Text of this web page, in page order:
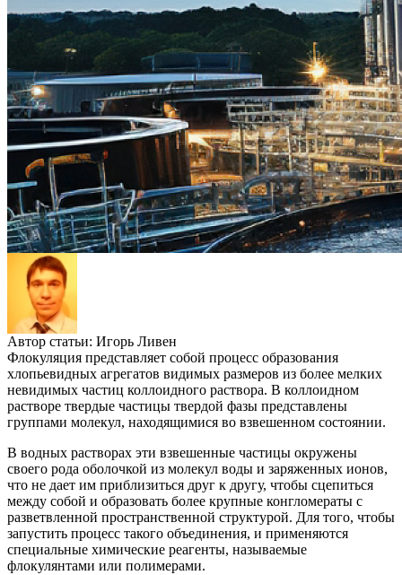
Автор статьи: Игорь Ливен
Флокуляция представляет собой процесс образования
хлопьевидных агрегатов видимых размеров из более мелких
невидимых частиц коллоидного раствора. В коллоидном
растворе твердые частицы твердой фазы представлены
группами молекул, находящимися во взвешенном состоянии.
В водных растворах эти взвешенные частицы окружены
своего рода оболочкой из молекул воды и заряженных ионов,
что не дает им приблизиться друг к другу, чтобы сцепиться
между собой и образовать более крупные конгломераты с
разветвленной пространственной структурой. Для того, чтобы
запустить процесс такого объединения, и применяются
специальные химические реагенты, называемые
флокулянтами или полимерами.